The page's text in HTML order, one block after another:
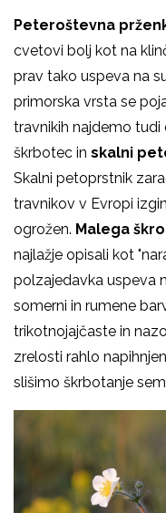
Peteroštevna
cvetovi bolj kot na
prav tako uspeva na
primorska vrsta se
travnikih najdemo tudi
škrbotec in skalni
Skalni petoprstnik
travnikov v Evropi
ogrožen. Malega
najlažje opisali kot
polzajedavka uspeva
somerni in rumene
trikotnojajčaste in
zrelosti rahlo
slišimo škrbotanje